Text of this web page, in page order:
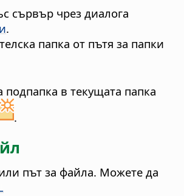
сървър чрез диалога
.
папка от пътя за папки
подпапка в текущата папка
.
път за файла. Можете да